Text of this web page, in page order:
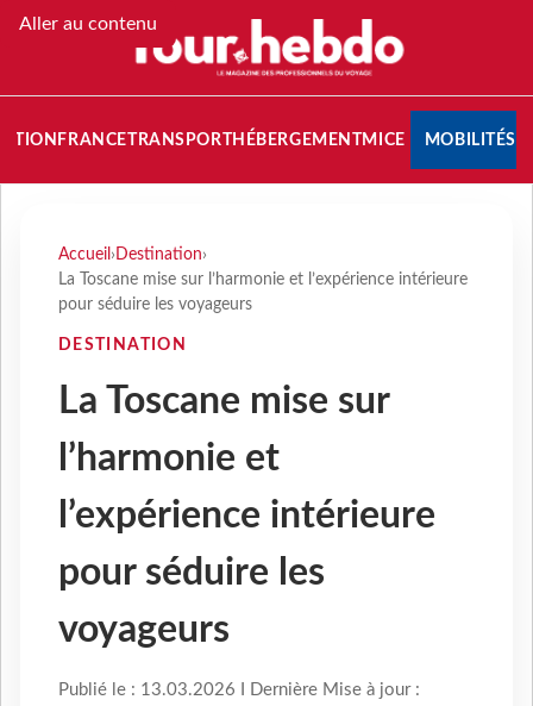
Aller au contenu
FRANCETRANSPORT HÉBERGEMENTMICE MOBILITÉS
Accueil › Destination›
La Toscane mise sur l’harmonie et l’expérience intérieure
pour séduire les voyageurs
DESTINATION
La Toscane mise sur
l’harmonie et
l’expérience intérieure
pour séduire les
voyageurs
Publié le : 13.03.2026 I Dernière Mise à jour :